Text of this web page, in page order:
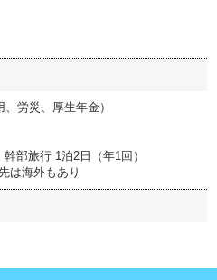
労災、厚⽣年⾦）
部旅⾏ 1泊2⽇（年1回）
海外もあり